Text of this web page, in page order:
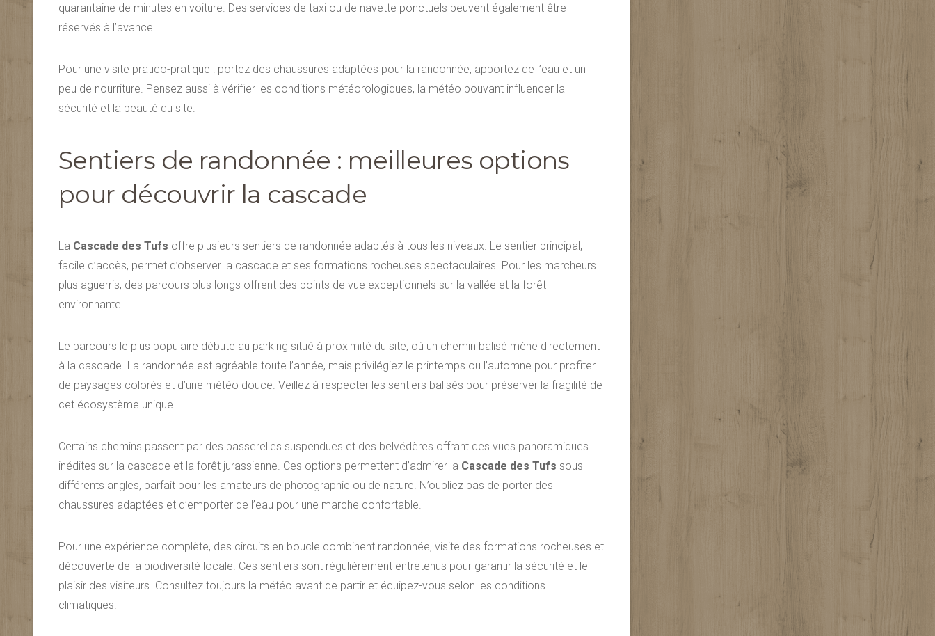
quarantaine de minutes en voiture. Des services de taxi ou de navette ponctuels peuvent également être
réservés à l’avance.
Pour une visite pratico-pratique : portez des chaussures adaptées pour la randonnée, apportez de l’eau et un
peu de nourriture. Pensez aussi à vérifier les conditions météorologiques, la météo pouvant influencer la
sécurité et la beauté du site.
Sentiers de randonnée : meilleures options
pour découvrir la cascade
La Cascade des Tufs offre plusieurs sentiers de randonnée adaptés à tous les niveaux. Le sentier principal,
facile d’accès, permet d’observer la cascade et ses formations rocheuses spectaculaires. Pour les marcheurs
plus aguerris, des parcours plus longs offrent des points de vue exceptionnels sur la vallée et la forêt
environnante.
Le parcours le plus populaire débute au parking situé à proximité du site, où un chemin balisé mène directement
à la cascade. La randonnée est agréable toute l’année, mais privilégiez le printemps ou l’automne pour profiter
de paysages colorés et d’une météo douce. Veillez à respecter les sentiers balisés pour préserver la fragilité de
cet écosystème unique.
Certains chemins passent par des passerelles suspendues et des belvédères offrant des vues panoramiques
inédites sur la cascade et la forêt jurassienne. Ces options permettent d’admirer la Cascade des Tufs sous
différents angles, parfait pour les amateurs de photographie ou de nature. N’oubliez pas de porter des
chaussures adaptées et d’emporter de l’eau pour une marche confortable.
Pour une expérience complète, des circuits en boucle combinent randonnée, visite des formations rocheuses et
découverte de la biodiversité locale. Ces sentiers sont régulièrement entretenus pour garantir la sécurité et le
plaisir des visiteurs. Consultez toujours la météo avant de partir et équipez-vous selon les conditions
climatiques.